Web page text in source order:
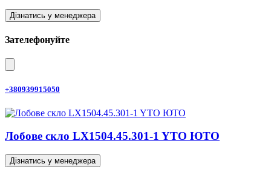
Дізнатись у менеджера
Зателефонуйте
+380939915050
Лобове скло LX1504.45.301-1 YTO ЮТО
Дізнатись у менеджера